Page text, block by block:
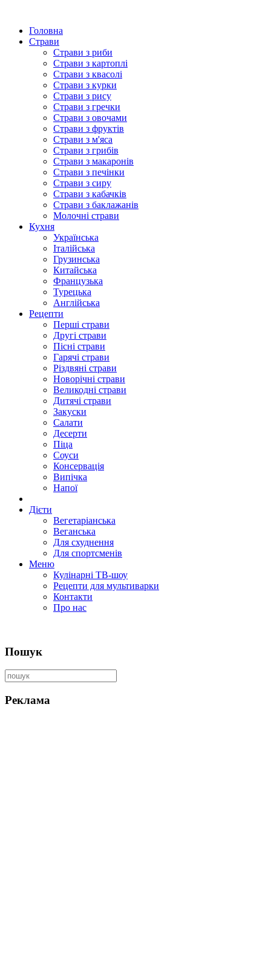
Головна
Страви
Страви з риби
Страви з картоплі
Страви з квасолі
Страви з курки
Страви з рису
Страви з гречки
Страви з овочами
Страви з фруктів
Страви з м'яса
Страви з грибів
Страви з макаронів
Страви з печінки
Страви з сиру
Страви з кабачків
Страви з баклажанів
Молочні страви
Кухня
Українська
Італійська
Грузинська
Китайська
Французька
Турецька
Англійська
Рецепти
Перші страви
Другі страви
Пісні страви
Гарячі страви
Різдвяні страви
Новорічні страви
Великодні страви
Дитячі страви
Закуски
Салати
Десерти
Піца
Соуси
Консервація
Випічка
Напої
Дієти
Вегетаріанська
Веганська
Для схуднення
Для спортсменів
Меню
Кулінарні ТВ-шоу
Рецепти для мультиварки
Контакти
Про нас
Пошук
Реклама